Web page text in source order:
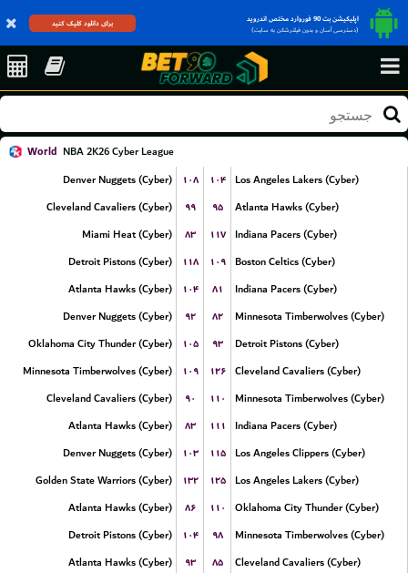
اپلیکیشن بت 90 فوروارد مختص اندروید
(دسترسی آسان و بدون فیلترشکن به سایت)
برای دانلود کلیک کنید
World NBA 2K26 Cyber League
Denver Nuggets (Cyber)
۱۰۸ ۱۰۴
Los Angeles Lakers (Cyber)
Cleveland Cavaliers (Cyber)
۹۹ ۹۵
Atlanta Hawks (Cyber)
Miami Heat (Cyber)
۸۳ ۱۱۷
Indiana Pacers (Cyber)
Detroit Pistons (Cyber)
۱۱۸ ۱۰۹
Boston Celtics (Cyber)
Atlanta Hawks (Cyber)
۱۰۴ ۸۱
Indiana Pacers (Cyber)
Denver Nuggets (Cyber)
۹۲ ۸۲
Minnesota Timberwolves (Cyber)
Oklahoma City Thunder (Cyber)
۱۰۵ ۹۳
Detroit Pistons (Cyber)
Minnesota Timberwolves (Cyber)
۱۰۹ ۱۲۶ Cleveland Cavaliers (Cyber)
Cleveland Cavaliers (Cyber)
۹۰ ۱۱۰
Minnesota Timberwolves (Cyber)
Atlanta Hawks (Cyber)
۸۳ ۱۱۱
Indiana Pacers (Cyber)
Denver Nuggets (Cyber)
۱۰۳ ۱۱۵
Los Angeles Clippers (Cyber)
Golden State Warriors (Cyber)
۱۳۲ ۱۲۵
Los Angeles Lakers (Cyber)
Atlanta Hawks (Cyber)
۸۶ ۱۱۰
Oklahoma City Thunder (Cyber)
Detroit Pistons (Cyber)
۱۰۴ ۹۸
Minnesota Timberwolves (Cyber)
Atlanta Hawks (Cyber)
۹۳ ۸۵
Cleveland Cavaliers (Cyber)